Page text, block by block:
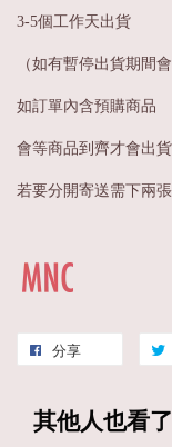
3-5個工作天出貨
（如有暫停出貨期間
如訂單內含預購商品
會等商品到齊才會出貨
若要分開寄送需下兩張
分享
其他人也看了